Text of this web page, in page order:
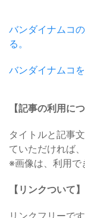
バンダイナムコ
る。
バンダイナムコ
【記事の利用につ
タイトルと記事
ていただければ
※画像は、利用で
【リンクついて】